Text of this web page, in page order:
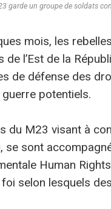
garde un groupe de soldats
mois, les
de l’Est de la
de défense des
potentiels.
du M23 visant à
se sont
Human
selon lesquels